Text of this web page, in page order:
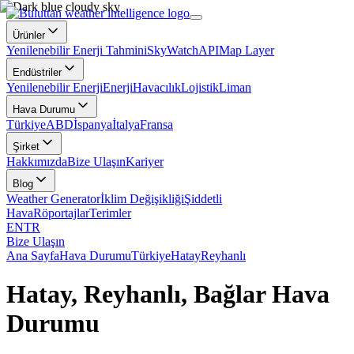
Ürünler
Yenilenebilir Enerji TahminiSkyWatchAPIMap Layer
Endüstriler
Yenilenebilir EnerjiEnerjiHavacılıkLojistikLiman
Hava Durumu
TürkiyeABDİspanyaİtalyaFransa
Şirket
HakkımızdaBize UlaşınKariyer
Blog
Weather Generatorİklim DeğişikliğiŞiddetli
HavaRöportajlarTerimler
ENTR
Bize Ulaşın
Ana SayfaHava DurumuTürkiyeHatayReyhanlı
Hatay, Reyhanlı, Bağlar Hava
Durumu